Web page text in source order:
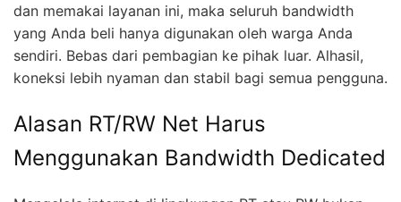
dan memakai layanan ini, maka seluruh bandwidth
yang Anda beli hanya digunakan oleh warga Anda
sendiri. Bebas dari pembagian ke pihak luar. Alhasil,
koneksi lebih nyaman dan stabil bagi semua pengguna.
Alasan RT/RW Net Harus
Menggunakan Bandwidth Dedicated